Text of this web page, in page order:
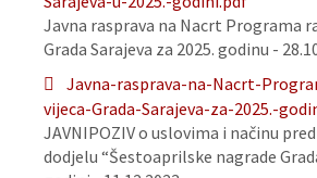
Javna rasprava na Nacrt Programa
Grada Sarajeva za 2025. godinu -
Javna-rasprava-na-Nacrt-
vijeca-Grada-Sarajeva-za-2025.-
JAVNIPOZIV o uslovima i načinu
dodjelu “Šestoaprilske nagrade